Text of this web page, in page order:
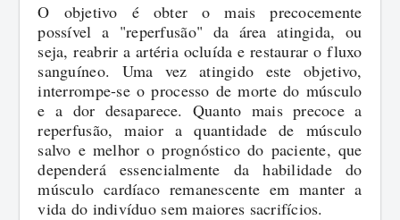
O objetivo é obter o mais precocemente
possível a "reperfusão" da área atingida, ou
seja, reabrir a artéria ocluída e restaurar o fluxo
sanguíneo. Uma vez atingido este objetivo,
interrompe-se o processo de morte do músculo
e a dor desaparece. Quanto mais precoce a
reperfusão, maior a quantidade de músculo
salvo e melhor o prognóstico do paciente, que
dependerá essencialmente da habilidade do
músculo cardíaco remanescente em manter a
vida do indivíduo sem maiores sacrifícios.